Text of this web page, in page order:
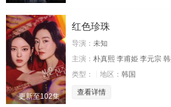
更新至102集
红色珍珠
导演： 未知
主演： 朴真熙 李甫姫 李元宗
类型：
地区： 韩国
查看详情